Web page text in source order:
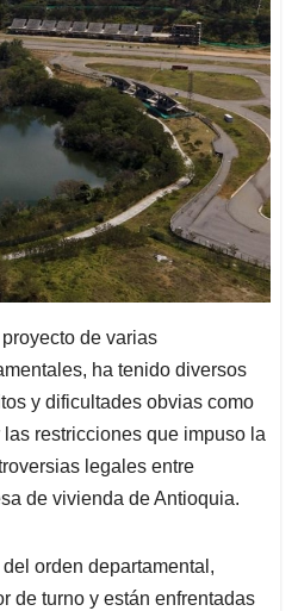
de varias
ha tenido diversos
y dificultades obvias como
restricciones que impuso la
legales entre
de vivienda de Antioquia.
orden departamental,
de turno y están enfrentadas